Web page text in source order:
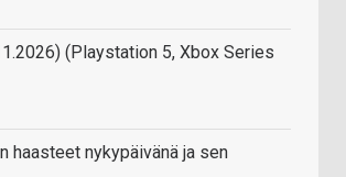
(Playstation 5, Xbox Series
haasteet nykypäivänä ja sen